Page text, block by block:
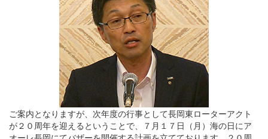
ご案内となりますが、次年度の行事として長岡東ローターアクト
が２０周年を迎えるということで、７月１７日（月）海の日にア